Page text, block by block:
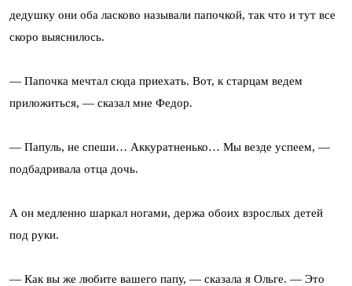
дедушку они оба ласково называли папочкой, так что и тут все
скоро выяснилось.
— Папочка мечтал сюда приехать. Вот, к старцам ведем
приложиться, — сказал мне Федор.
— Папуль, не спеши… Аккуратненько… Мы везде успеем, —
подбадривала отца дочь.
А он медленно шаркал ногами, держа обоих взрослых детей
под руки.
— Как вы же любите вашего папу, — сказала я Ольге. — Это